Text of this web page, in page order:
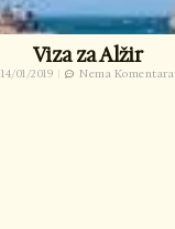
Viza za Alžir
14/01/2019 Nema Komentara